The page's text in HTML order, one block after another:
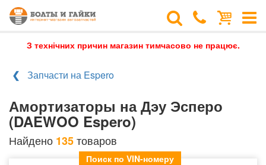
З технічних причин магазин тимчасово не працює.
Запчасти на Espero
Амортизаторы на Дэу Эсперо
(DAEWOO Espero)
Найдено 135товаров
Поиск по VIN-номеру